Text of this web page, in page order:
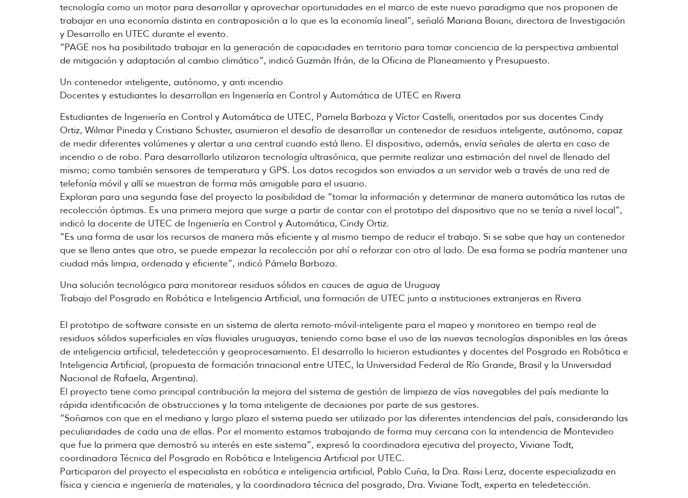
tecnología como un motor para desarrollar y aprovechar oportunidades en el marco de este nuevo paradigma que nos proponen de
trabajar en una economía distinta en contraposición a lo que es la economía lineal”, señaló Mariana Boiani, directora de Investigación
y Desarrollo en UTEC durante el evento.
“PAGE nos ha posibilitado trabajar en la generación de capacidades en territorio para tomar conciencia de la perspectiva ambiental
de mitigación y adaptación al cambio climático”, indicó Guzmán Ifrán, de la Oficina de Planeamiento y Presupuesto.
Un contenedor inteligente, autónomo, y anti incendio
Docentes y estudiantes lo desarrollan en Ingeniería en Control y Automática de UTEC en Rivera
Estudiantes de Ingeniería en Control y Automática de UTEC, Pamela Barboza y Víctor Castelli, orientados por sus docentes Cindy
Ortiz, Wilmar Pineda y Cristiano Schuster, asumieron el desafío de desarrollar un contenedor de residuos inteligente, autónomo, capaz
de medir diferentes volúmenes y alertar a una central cuando está lleno. El dispositivo, además, envía señales de alerta en caso de
incendio o de robo. Para desarrollarlo utilizaron tecnología ultrasónica, que permite realizar una estimación del nivel de llenado del
mismo; como también sensores de temperatura y GPS. Los datos recogidos son enviados a un servidor web a través de una red de
telefonía móvil y allí se muestran de forma más amigable para el usuario.
Exploran para una segunda fase del proyecto la posibilidad de “tomar la información y determinar de manera automática las rutas de
recolección óptimas. Es una primera mejora que surge a partir de contar con el prototipo del dispositivo que no se tenía a nivel local”,
indicó la docente de UTEC de Ingeniería en Control y Automática, Cindy Ortiz.
“Es una forma de usar los recursos de manera más eficiente y al mismo tiempo de reducir el trabajo. Si se sabe que hay un contenedor
que se llena antes que otro, se puede empezar la recolección por ahí o reforzar con otro al lado. De esa forma se podría mantener una
ciudad más limpia, ordenada y eficiente”, indicó Pámela Barboza.
Una solución tecnológica para monitorear residuos sólidos en cauces de agua de Uruguay
Trabajo del Posgrado en Robótica e Inteligencia Artificial, una formación de UTEC junto a instituciones extranjeras en Rivera
El prototipo de software consiste en un sistema de alerta remoto-móvil-inteligente para el mapeo y monitoreo en tiempo real de
residuos sólidos superficiales en vías fluviales uruguayas, teniendo como base el uso de las nuevas tecnologías disponibles en las áreas
de inteligencia artificial, teledetección y geoprocesamiento. El desarrollo lo hicieron estudiantes y docentes del Posgrado en Robótica e
Inteligencia Artificial, (propuesta de formación trinacional entre UTEC, la Universidad Federal de Río Grande, Brasil y la Universidad
Nacional de Rafaela, Argentina).
El proyecto tiene como principal contribución la mejora del sistema de gestión de limpieza de vías navegables del país mediante la
rápida identificación de obstrucciones y la toma inteligente de decisiones por parte de sus gestores.
“Soñamos con que en el mediano y largo plazo el sistema pueda ser utilizado por las diferentes intendencias del país, considerando las
peculiaridades de cada una de ellas. Por el momento estamos trabajando de forma muy cercana con la intendencia de Montevideo
que fue la primera que demostró su interés en este sistema”, expresó la coordinadora ejecutiva del proyecto, Viviane Todt,
coordinadora Técnica del Posgrado en Robótica e Inteligencia Artificial por UTEC.
Participaron del proyecto el especialista en robótica e inteligencia artificial, Pablo Cuña, la Dra. Raisi Lenz, docente especializada en
física y ciencia e ingeniería de materiales, y la coordinadora técnica del posgrado, Dra. Viviane Todt, experta en teledetección.